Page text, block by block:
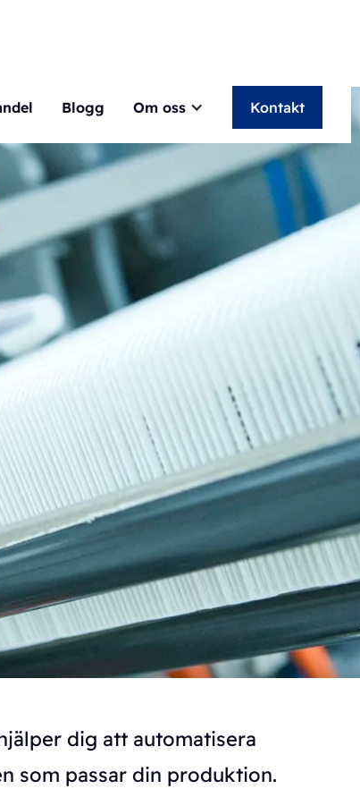
Blogg Om oss Kontakt
dig att automatisera
som passar din produktion.